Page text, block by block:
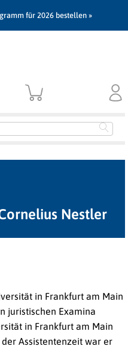
für 2026 bestellen »
Nestler
in Frankfurt am Main
juristischen Examina
in Frankfurt am Main
Assistentenzeit war er